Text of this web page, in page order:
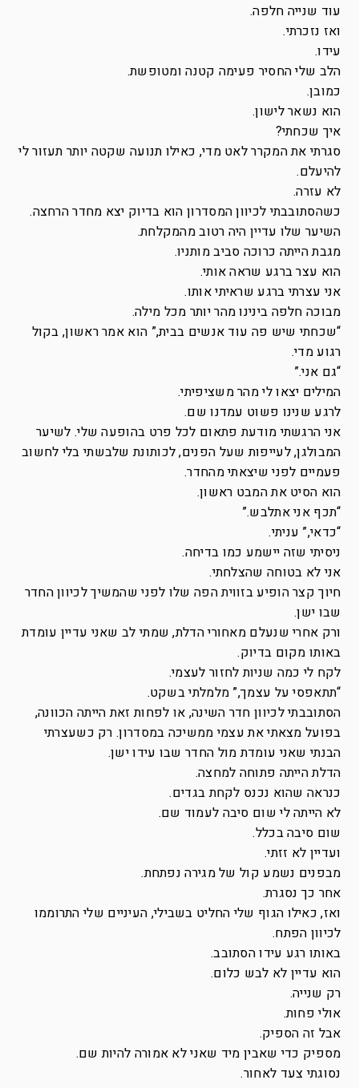
עוד שנייה חלפה.
ואז נזכרתי.
עידו.
הלב שלי החסיר פעימה קטנה ומטופשת.
כמובן.
הוא נשאר לישון.
איך שכחתי?
סגרתי את המקרר לאט מדי, כאילו תנועה שקטה יותר תעזור לי
להיעלם.
לא עזרה.
כשהסתובבתי לכיוון המסדרון הוא בדיוק יצא מחדר הרחצה.
השיער שלו עדיין היה רטוב מהמקלחת.
מגבת הייתה כרוכה סביב מותניו.
הוא עצר ברגע שראה אותי.
אני עצרתי ברגע שראיתי אותו.
מבוכה חלפה בינינו מהר יותר מכל מילה.
“שכחתי שיש פה עוד אנשים בבית,” הוא אמר ראשון, בקול
רגוע מדי.
“גם אני.”
המילים יצאו לי מהר משציפיתי.
לרגע שנינו פשוט עמדנו שם.
אני הרגשתי מודעת פתאום לכל פרט בהופעה שלי. לשיער
המבולגן, לעייפות שעל הפנים, לכותונת שלבשתי בלי לחשוב
פעמיים לפני שיצאתי מהחדר.
הוא הסיט את המבט ראשון.
“תכף אני אתלבש.”
“כדאי,” עניתי.
ניסיתי שזה יישמע כמו בדיחה.
אני לא בטוחה שהצלחתי.
חיוך קצר הופיע בזווית הפה שלו לפני שהמשיך לכיוון החדר
שבו ישן.
ורק אחרי שנעלם מאחורי הדלת, שמתי לב שאני עדיין עומדת
באותו מקום בדיוק.
לקח לי כמה שניות לחזור לעצמי.
“תתאפסי על עצמך,” מלמלתי בשקט.
הסתובבתי לכיוון חדר השינה, או לפחות זאת הייתה הכוונה,
בפועל מצאתי את עצמי ממשיכה במסדרון. רק כשעצרתי
הבנתי שאני עומדת מול החדר שבו עידו ישן.
הדלת הייתה פתוחה למחצה.
כנראה שהוא נכנס לקחת בגדים.
לא הייתה לי שום סיבה לעמוד שם.
שום סיבה בכלל.
ועדיין לא זזתי.
מבפנים נשמע קול של מגירה נפתחת.
אחר כך נסגרת.
ואז, כאילו הגוף שלי החליט בשבילי, העיניים שלי התרוממו
לכיוון הפתח.
באותו רגע עידו הסתובב.
הוא עדיין לא לבש כלום.
רק שנייה.
אולי פחות.
אבל זה הספיק.
מספיק כדי שאבין מיד שאני לא אמורה להיות שם.
נסוגתי צעד לאחור.